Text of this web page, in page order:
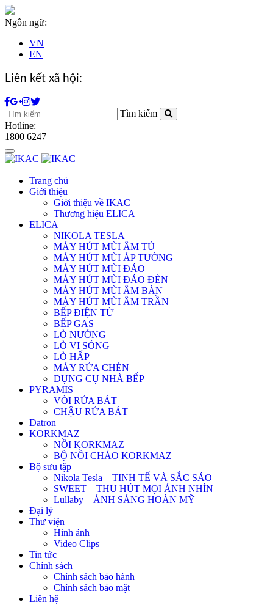
Ngôn ngữ:
VN
EN
Liên kết xã hội:
Tìm kiếm
Hotline:
1800 6247
Toggle
navigation
Trang chủ
Giới thiệu
Giới thiệu về IKAC
Thương hiệu ELICA
ELICA
NIKOLA TESLA
MÁY HÚT MÙI ÂM TỦ
MÁY HÚT MÙI ÁP TƯỜNG
MÁY HÚT MÙI ĐẢO
MÁY HÚT MÙI ĐẢO ĐÈN
MÁY HÚT MÙI ÂM BÀN
MÁY HÚT MÙI ÂM TRẦN
BẾP ĐIỆN TỪ
BẾP GAS
LÒ NƯỚNG
LÒ VI SÓNG
LÒ HẤP
MÁY RỬA CHÉN
DỤNG CỤ NHÀ BẾP
PYRAMIS
VÒI RỬA BÁT
CHẬU RỬA BÁT
Datron
KORKMAZ
NỒI KORKMAZ
BỘ NỒI CHẢO KORKMAZ
Bộ sưu tập
Nikola Tesla – TINH TẾ VÀ SẮC SẢO
SWEET – THU HÚT MỌI ÁNH NHÌN
Lullaby – ÁNH SÁNG HOÀN MỸ
Đại lý
Thư viện
Hình ảnh
Video Clips
Tin tức
Chính sách
Chính sách bảo hành
Chính sách bảo mật
Liên hệ